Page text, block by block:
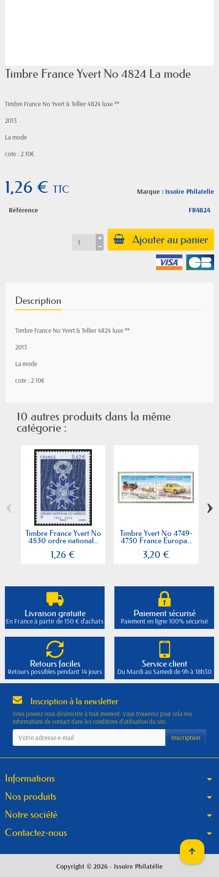
Timbre France Yvert No 4824 La mode
Timbre France No Yvert & Tellier 4824 luxe **
2013
La mode
cote : 2.10€
Marque : Issoire Philatelie
1,26 € TTC
Référence FR4824
Ajouter au panier
Description
Timbre France No Yvert & Tellier 4824 luxe **
2013
La mode
cote : 2.10€
10 autres produits dans la même
catégorie :
Timbre France Yvert No
4830 ordre national...
1,26 €
Timbre Yvert No 4749-
4750 France Europa...
3,20 €
‹ ›
Livraison gratuite
En France à partir de 150 € d'achats
Paiement sécurisé
Paiement en ligne 100% sécurisé
Retours faciles
Retours possibles pendant 14 jours
Service client
Du Mardi au Samedi de 9h à 18h30
Inscription à la newsletter
Vous pouvez vous désinscrire à tout moment. Vous trouverez pour cela nos
informations de contact dans les conditions d'utilisation du site.
Informations
Nos produits
Notre société
Contactez-nous
Copyright © 2026 - Issoire Philatélie